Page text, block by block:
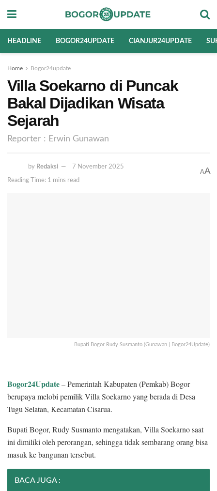
HEADLINE BOGOR24UPDATE CIANJUR24UPDATE
Home Bogor24update
Villa Soekarno di Puncak
Bakal Dijadikan Wisata
Sejarah
Reporter : Erwin Gunawan
by Redaksi 7 November 2025
Reading Time: 1 mins read
AA
Bupati Bogor Rudy Susmanto (Gunawan | Bogor24Update)
Bogor24Update– Pemerintah Kabupaten (Pemkab) Bogor
berupaya melobi pemilik Villa Soekarno yang berada di Desa
Tugu Selatan, Kecamatan Cisarua.
Bupati Bogor, Rudy Susmanto mengatakan, Villa Soekarno saat
ini dimiliki oleh perorangan, sehingga tidak sembarang orang bisa
masuk ke bangunan tersebut.
BACA JUGA :